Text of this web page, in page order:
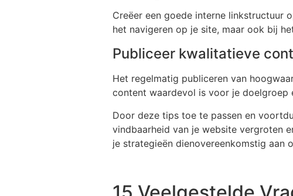
Creëer een goede interne linkstructuur
het navigeren op je site, maar ook bij
Publiceer kwalitatieve
Het regelmatig publiceren van
content waardevol is voor je doelgroep
Door deze tips toe te passen en
vindbaarheid van je website vergroten
je strategieën dienovereenkomstig aan